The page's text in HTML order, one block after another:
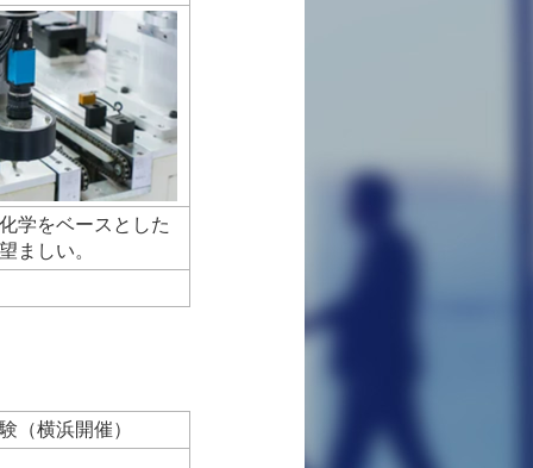
学をベースとした
ましい。
（横浜開催）